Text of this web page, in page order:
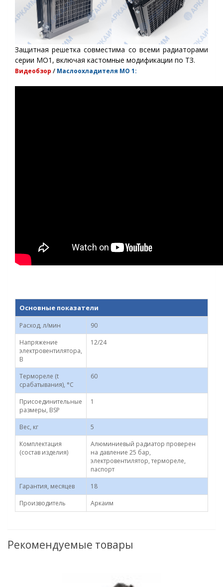
Защитная решетка совместима со всеми радиаторами
серии МО1, включая кастомные модификации по ТЗ.
Видеобзор / Маслоохладителя МО 1:
Основные показатели
Расход, л/мин
90
Напряжение
электровентилятора,
В
12/24
Термореле (t
срабатывания), °С
60
Присоединительные
размеры, BSP
1
Вес, кг
5
Комплектация
(состав изделия)
Алюминиевый радиатор проверен
на давление 25 бар,
электровентилятор, термореле,
паспорт
Гарантия, месяцев
18
Производитель
Аркаим
Рекомендуемые товары